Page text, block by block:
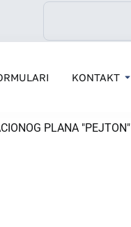
KONTAKT
PLANA "PEJTON"